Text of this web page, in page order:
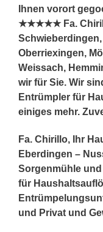
Ihnen vorort
★★★★★ Fa.
Oberriexingen,
Weissach,
wir für Sie. Wir
Entrümpler für
einiges mehr.
Fa. Chirillo, Ihr
Eberdingen –
Sorgenmühle
für
und Privat und